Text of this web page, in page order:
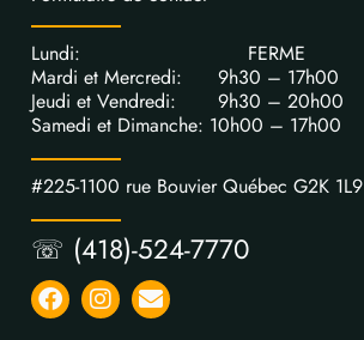
Lundi: FERME
Mardi et Mercredi: 9h30 – 17h00
Jeudi et Vendredi: 9h30 – 20h00
Samedi et Dimanche: 10h00 – 17h00
#225-1100 rue Bouvier Québec G2K 1L9
☏ (418)-524-7770